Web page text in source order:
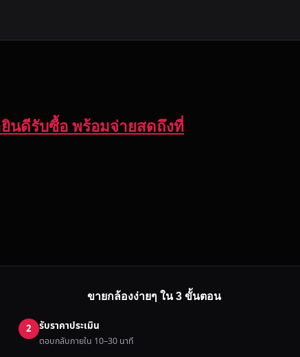
ยินดีรับซื้อ พร้อมจ่ายสดถึงที่
ขายกล้องง่ายๆ ใน 3 ขั้นตอน
2 รับราคาประเมิน
ตอบกลับภายใน 10–30 นาที